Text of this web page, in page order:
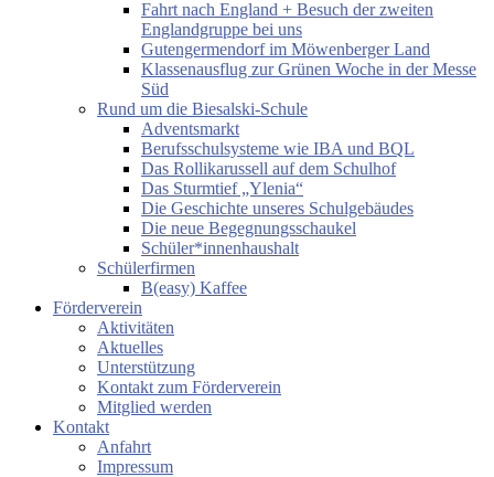
Fahrt nach England + Besuch der zweiten
Englandgruppe bei uns
Gutengermendorf im Möwenberger Land
Klassenausflug zur Grünen Woche in der Messe
Süd
Rund um die Biesalski-Schule
Adventsmarkt
Berufsschulsysteme wie IBA und BQL
Das Rollikarussell auf dem Schulhof
Das Sturmtief „Ylenia“
Die Geschichte unseres Schulgebäudes
Die neue Begegnungsschaukel
Schüler*innenhaushalt
Schülerfirmen
B(easy) Kaffee
Förderverein
Aktivitäten
Aktuelles
Unterstützung
Kontakt zum Förderverein
Mitglied werden
Kontakt
Anfahrt
Impressum